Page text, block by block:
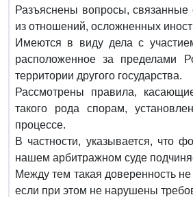
Разъяснены вопросы, связанные
из отношений, осложненных
Имеются в виду дела с
расположенное за пределами
территории другого государства.
Рассмотрены правила,
такого рода спорам,
процессе.
В частности, указывается, что
нашем арбитражном суде
Между тем такая доверенность
если при этом не нарушены